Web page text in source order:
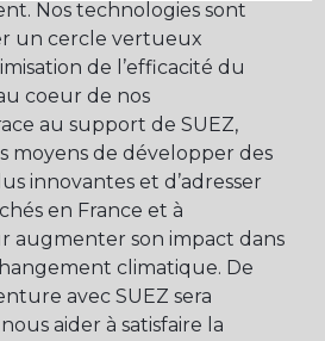
Nos technologies sont
un cercle vertueux
de l’efficacité du
coeur de nos
au support de SUEZ,
moyens de développer des
innovantes et d’adresser
en France et à
augmenter son impact dans
climatique. De
avec SUEZ sera
aider à satisfaire la